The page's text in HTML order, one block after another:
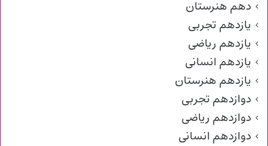
دهم هنرستان
یازدهم تجربی
یازدهم ریاضی
یازدهم انسانی
یازدهم هنرستان
دوازدهم تجربی
دوازدهم ریاضی
دوازدهم انسانی